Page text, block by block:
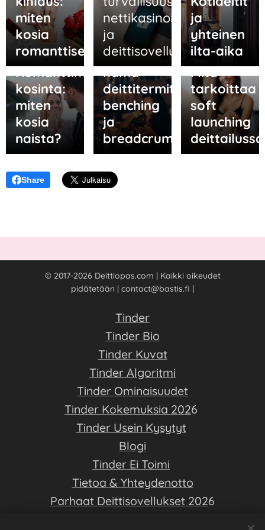
miten
kosia
romanttisesti?
nettikasinoilla
ja
deittisovelluksissa
ja
yhteinen
ilta-aika
05.06.2026
Romanttinen
kosinta:
miten
kosia
naista?
13.05.2026
Tunnetko
nämä
deittitermit:
benching
ja
breadcrumbing?
06.05.2026
Mitä
tarkoittaa
soft
launching
Share
© 2017-2026 Deittiopas.com | Kaikki oikeudet
pidätetään | contact@bastis.fi |
Tinder
Tinder Bio
Tinder Kuvat
Tinder Algoritmi
Tinder Ominaisuudet
Tinder Kokemuksia 2026
Tinder Usein Kysytyt
Blogi
Tinder Ei Toimi
Tietoa & Yhteydenotto
Parhaat Deittisovellukset 2026